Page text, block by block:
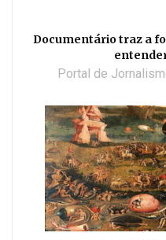
Documentário traz a
Portal de